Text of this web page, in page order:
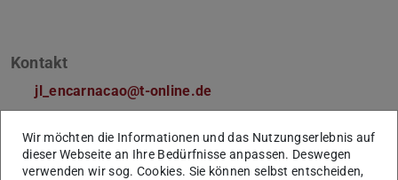
Kontakt
jl_encarnacao@t-online.de
+49 171-3338632
+49 6163-913692
Wir möchten die Informationen und das Nutzungserlebnis auf
dieser Webseite an Ihre Bedürfnisse anpassen. Deswegen
verwenden wir sog. Cookies. Sie können selbst entscheiden,